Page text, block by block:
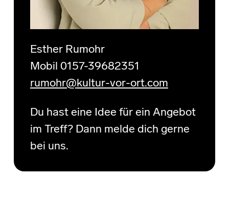
Esther Rumohr
Mobil 0157-39682351
rumohr@kultur-vor-ort.com
Du hast eine Idee für ein Angebot
im Treff? Dann melde dich gerne
bei uns.